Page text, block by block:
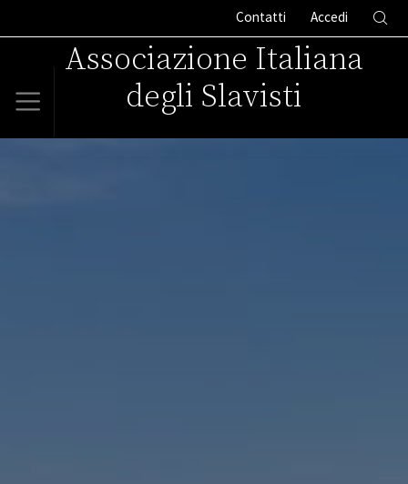
Contatti Accedi
Associazione Italiana
degli Slavisti